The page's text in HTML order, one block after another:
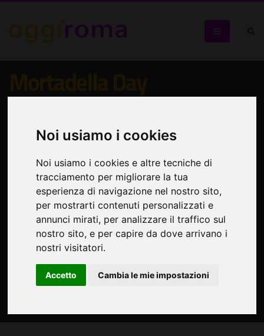
Noi usiamo i cookies
Noi usiamo i cookies e altre tecniche di
tracciamento per migliorare la tua
esperienza di navigazione nel nostro sito,
per mostrarti contenuti personalizzati e
annunci mirati, per analizzare il traffico sul
nostro sito, e per capire da dove arrivano i
nostri visitatori.
Accetto Cambia le mie impostazioni